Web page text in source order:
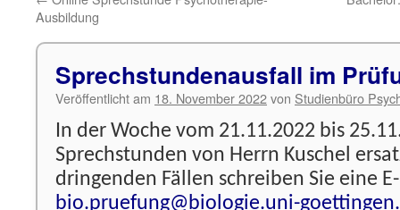
Ausbildung
Sprechstundenausfall im
Veröffentlicht am 18. November 2022von Studienbüro
In der Woche vom 21.11.2022 bis
Sprechstunden von Herrn Kuschel
dringenden Fällen schreiben Sie eine
bio.pruefung@biologie.uni-